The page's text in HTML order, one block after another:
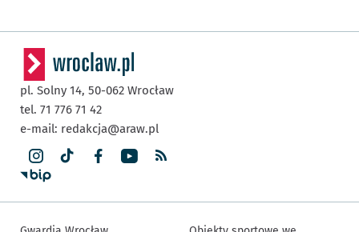
pl. Solny 14, 50-062 Wrocław
tel. 71 776 71 42
e-mail: redakcja@araw.pl